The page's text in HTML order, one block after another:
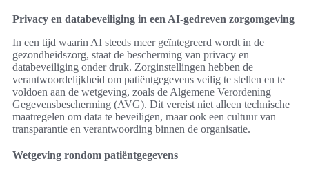
Privacy en databeveiliging in een AI-gedreven zorgomgeving
In een tijd waarin AI steeds meer geïntegreerd wordt in de
gezondheidszorg, staat de bescherming van privacy en
databeveiliging onder druk. Zorginstellingen hebben de
verantwoordelijkheid om patiëntgegevens veilig te stellen en te
voldoen aan de wetgeving, zoals de Algemene Verordening
Gegevensbescherming (AVG). Dit vereist niet alleen technische
maatregelen om data te beveiligen, maar ook een cultuur van
transparantie en verantwoording binnen de organisatie.
Wetgeving rondom patiëntgegevens